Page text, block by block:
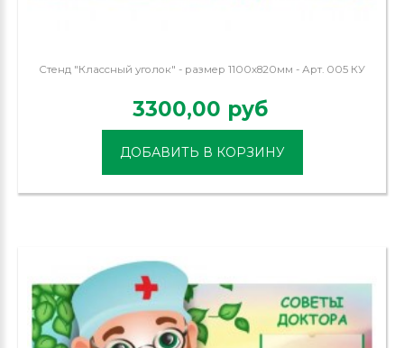
Стенд "Классный уголок" - размер 1100х820мм - Арт. 005 КУ
3300,00 руб
ДОБАВИТЬ В КОРЗИНУ